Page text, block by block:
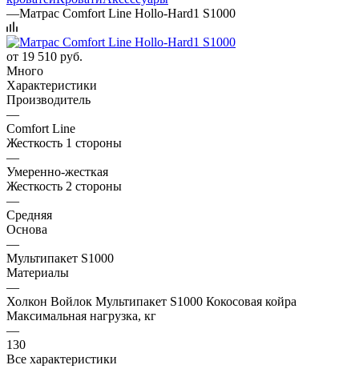
—Матрас Comfort Line Hollo-Hard1 S1000
от 19 510 руб.
Много
Характеристики
Производитель
—
Comfort Line
Жесткость 1 стороны
—
Умеренно-жесткая
Жесткость 2 стороны
—
Средняя
Основа
—
Мультипакет S1000
Материалы
—
Холкон Войлок Мультипакет S1000 Кокосовая койра
Максимальная нагрузка, кг
—
130
Все характеристики